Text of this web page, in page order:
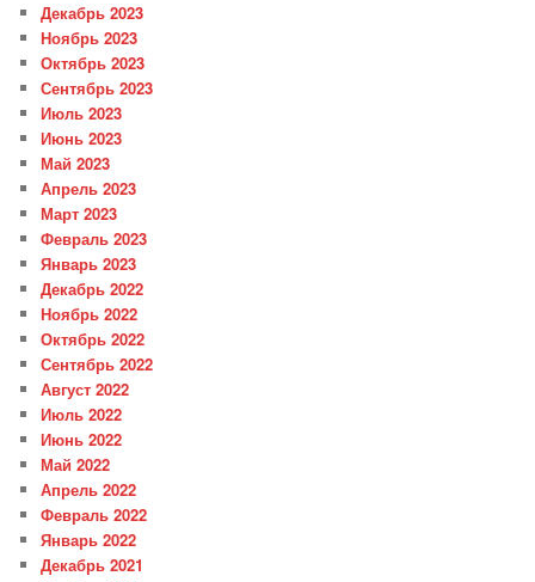
Декабрь 2023
Ноябрь 2023
Октябрь 2023
Сентябрь 2023
Июль 2023
Июнь 2023
Май 2023
Апрель 2023
Март 2023
Февраль 2023
Январь 2023
Декабрь 2022
Ноябрь 2022
Октябрь 2022
Сентябрь 2022
Август 2022
Июль 2022
Июнь 2022
Май 2022
Апрель 2022
Февраль 2022
Январь 2022
Декабрь 2021